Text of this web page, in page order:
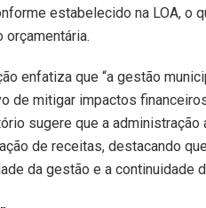
estabelecido na LOA, o
enfatiza que “a gestão
de mitigar impactos
sugere que a
de receitas, destacando
da gestão e a continuidade